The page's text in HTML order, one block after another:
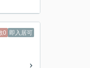
0 即入居可